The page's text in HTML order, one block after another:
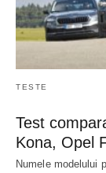
TESTE
Test
Kona, Opel
Numele modelului